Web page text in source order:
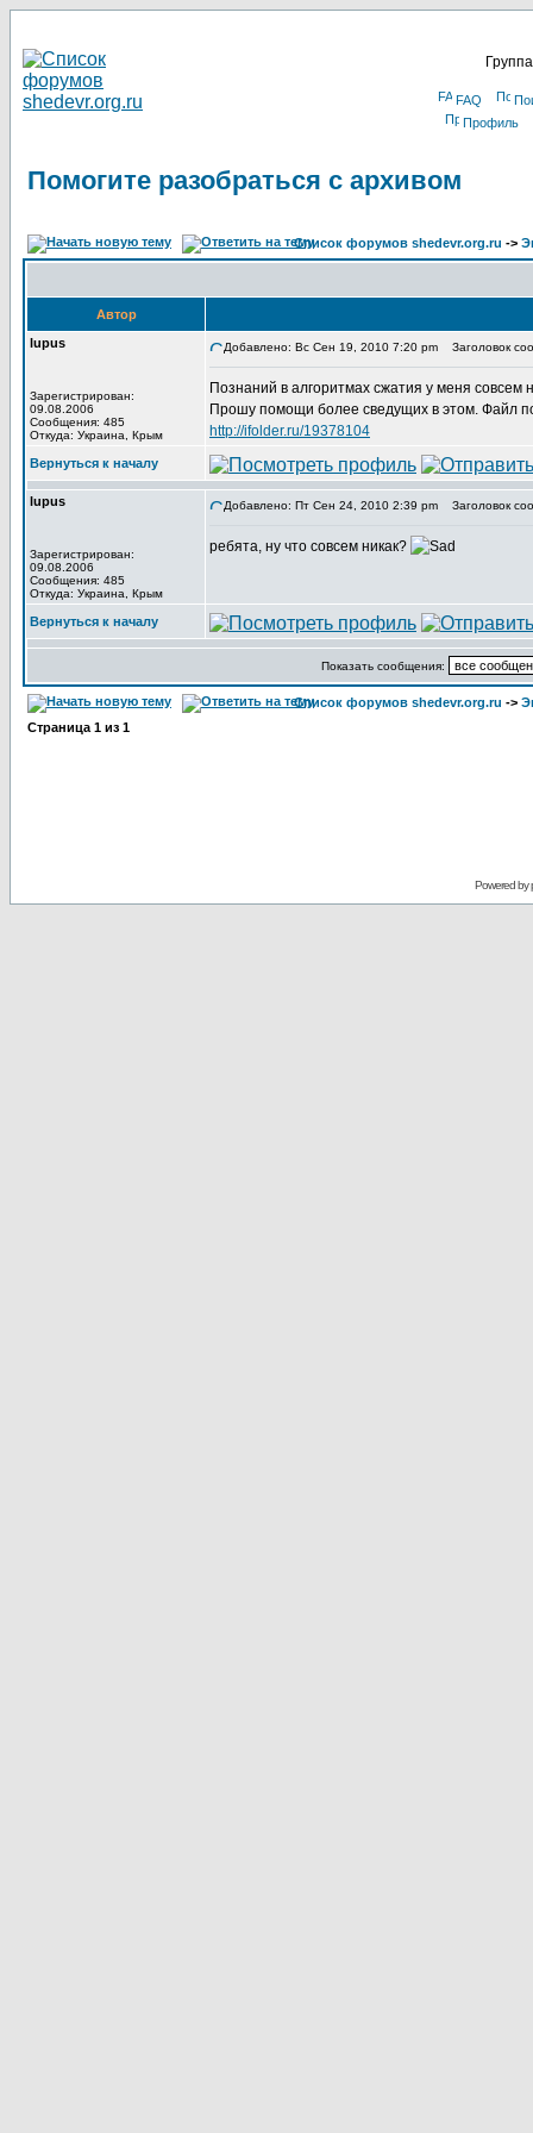
FAQ
Профиль
Помогите разобраться с архивом
Список форумов shedevr.org.ru ->
Автор
lupus
Зарегистрирован:
09.08.2006
Сообщения: 485
Откуда: Украина, Крым
Добавлено: Вс Сен 19, 2010 7:20 pm Заголовок
Познаний в алгоритмах сжатия у меня совсем
Прошу помощи более сведущих в этом. Файл
http://ifolder.ru/19378104
Вернуться к началу
lupus
Зарегистрирован:
09.08.2006
Сообщения: 485
Откуда: Украина, Крым
Добавлено: Пт Сен 24, 2010 2:39 pm Заголовок
ребята, ну что совсем никак?
Вернуться к началу
Показать сообщения:
Список форумов shedevr.org.ru ->
Страница 1 из 1
Powered by